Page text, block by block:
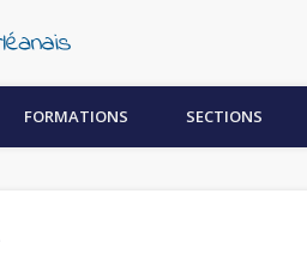
FORMATIONS SECTIONS